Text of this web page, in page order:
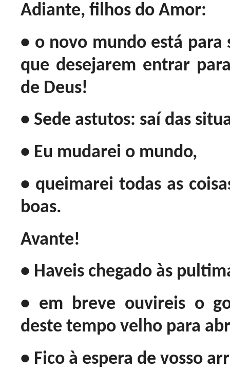
Adiante, filhos do Amor:
• o novo mundo está
que desejarem entrar
de Deus!
• Sede astutos: saí das
• Eu mudarei o mundo,
• queimarei todas as
boas.
Avante!
• Haveis chegado às
• em breve ouvireis o
deste tempo velho para
• Fico à espera de vosso